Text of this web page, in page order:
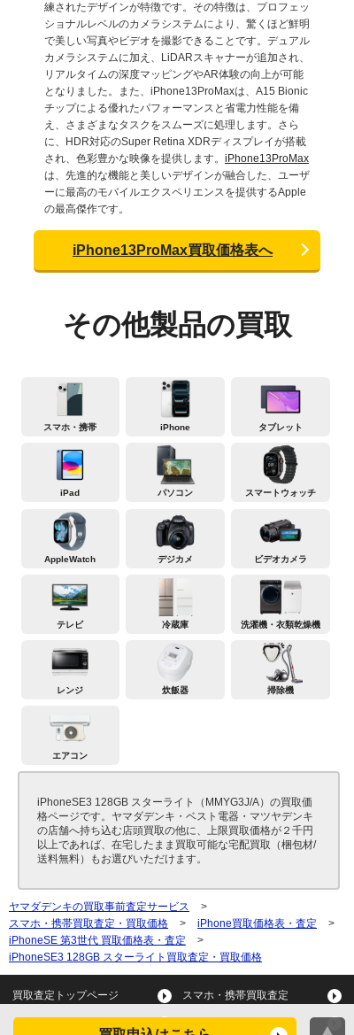
練されたデザインが特徴です。その特徴は、プロフェッ
ショナルレベルのカメラシステムにより、驚くほど鮮明
で美しい写真やビデオを撮影できることです。デュアル
カメラシステムに加え、LiDARスキャナーが追加され、
リアルタイムの深度マッピングやAR体験の向上が可能
となりました。また、iPhone13ProMaxは、A15 Bionic
チップによる優れたパフォーマンスと省電力性能を備
え、さまざまなタスクをスムーズに処理します。さら
に、HDR対応のSuper Retina XDRディスプレイが搭載
され、色彩豊かな映像を提供します。 iPhone13ProMax
は、先進的な機能と美しいデザインが融合した、ユーザ
ーに最高のモバイルエクスペリエンスを提供するApple
の最高傑作です。
iPhone13ProMax買取価格表へ
その他製品の買取
スマホ・携帯 iPhone タブレット
iPad パソコン スマートウォッチ
AppleWatch デジカメ ビデオカメラ
テレビ 冷蔵庫 洗濯機・衣類乾燥機
レンジ 炊飯器 掃除機
エアコン
iPhoneSE3 128GB スターライト（MMYG3J/A）の買取価
格ページです。ヤマダデンキ・ベスト電器・マツヤデンキ
の店舗へ持ち込む店頭買取の他に、上限買取価格が２千円
以上であれば、在宅したまま買取可能な宅配買取（梱包材/
送料無料）もお選びいただけます。
ヤマダデンキの買取事前査定サービス
>
スマホ・携帯買取査定・買取価格
> iPhone買取価格表・査定
>
iPhoneSE 第3世代 買取価格表・査定
>
iPhoneSE3 128GB スターライト買取査定・買取価格
買取査定トップページ スマホ・携帯買取査定
タブレット買取査定